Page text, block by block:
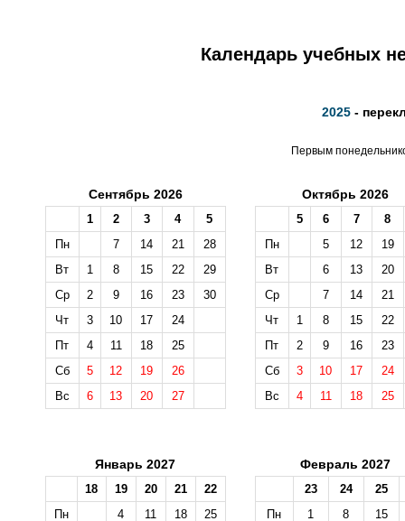
Календарь учебных
2025 -
Первым
Сентябрь 2026
1 2 3 4
5
Пн
7 14 21
28
Вт
1 8 15 22
29
Ср
2 9 16 23
30
Чт
3 10 17
24
Пт
4 11 18
25
Сб
5 12 19
26
Вс
6 13 20 27
Октябрь 2026
5 6 7
8
Пн
5 12
19
Вт
6 13
20
Ср
7 14
21
Чт
1 8 15
22
Пт
2 9 16
23
Сб
3 10 17
24
Вс
4 11 18 25
Январь 2027
18 19 20 21
22
Пн
4 11 18
25
Февраль 2027
23 24
25
Пн
1 8
15